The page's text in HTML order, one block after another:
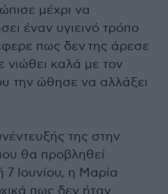
μέχρι να
έναν υγιεινό τρόπο
πως δεν της άρεσε
νιώθει καλά με τον
την ώθησε να αλλάξει
της στην
θα προβληθεί
Ιουνίου, η Μαρία
πως δεν ήταν